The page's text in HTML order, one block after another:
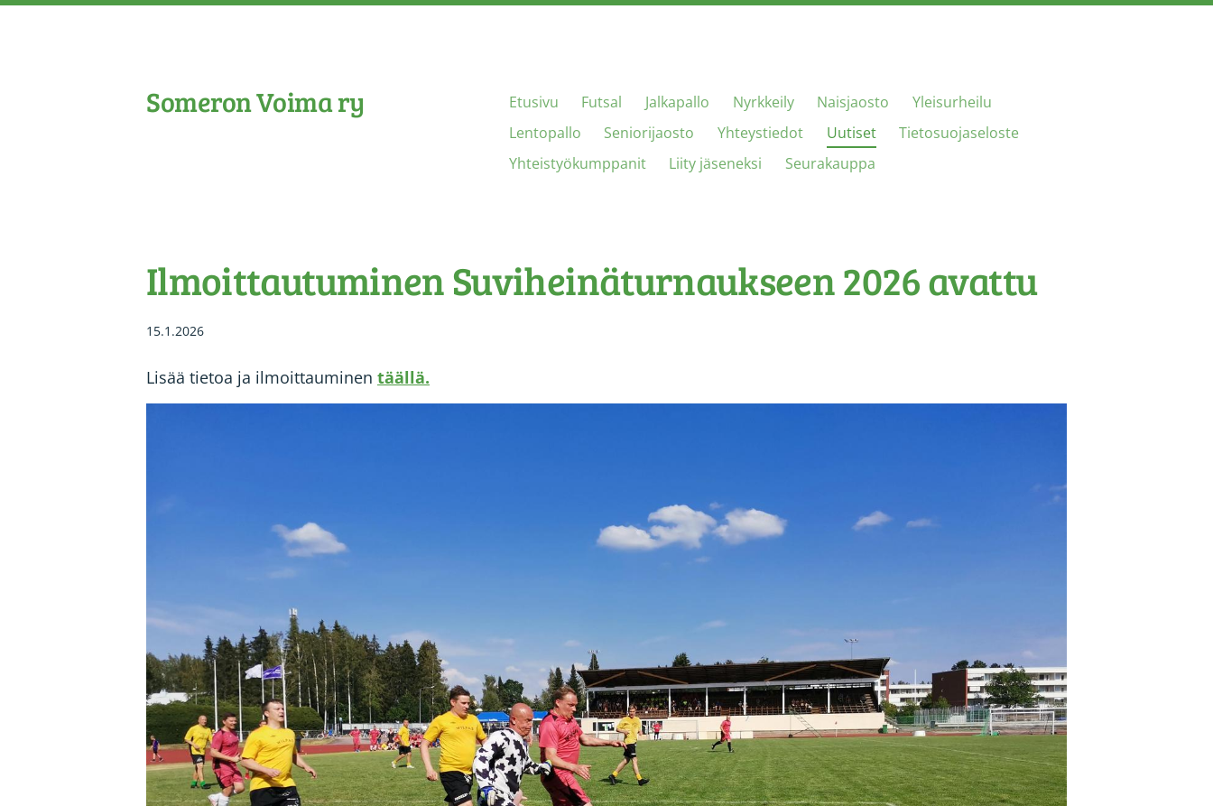
Someron Voima ry Etusivu Futsal Jalkapallo Nyrkkeily Naisjaosto
Yleisurheilu
Lentopallo
Seniorijaosto Yhteystiedot Uutiset
Tietosuojaseloste
Yhteistyökumppanit
Liity jäseneksi Seurakauppa
Ilmoittautuminen Suviheinäturnaukseen 2026 avattu
15.1.2026
Lisää tietoa ja ilmoittauminen täällä.